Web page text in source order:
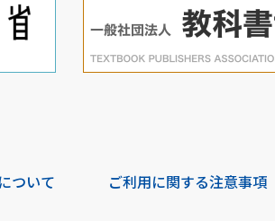
ついて ご利用に関する注意事項